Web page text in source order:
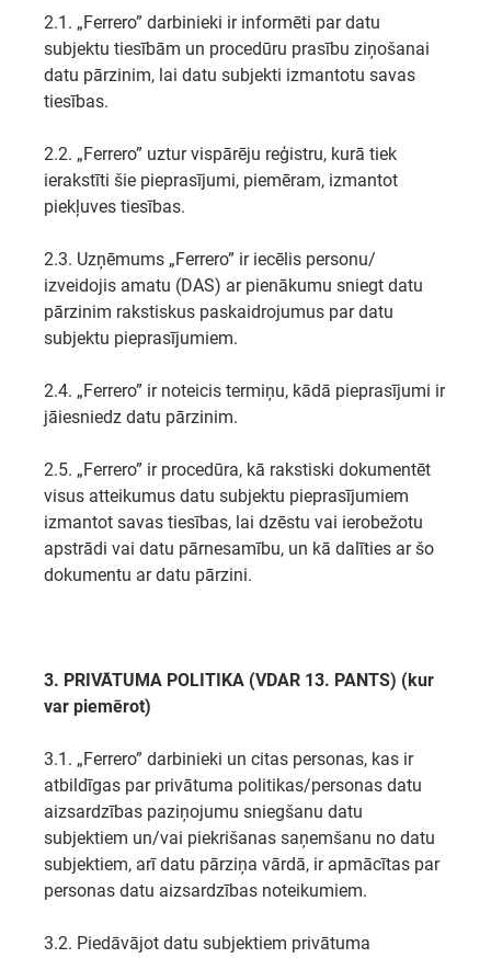
2.1. „Ferrero” darbinieki ir informēti par datu
subjektu tiesībām un procedūru prasību ziņošanai
datu pārzinim, lai datu subjekti izmantotu savas
tiesības.
2.2. „Ferrero” uztur vispārēju reģistru, kurā tiek
ierakstīti šie pieprasījumi, piemēram, izmantot
piekļuves tiesības.
2.3. Uzņēmums „Ferrero” ir iecēlis personu/
izveidojis amatu (DAS) ar pienākumu sniegt datu
pārzinim rakstiskus paskaidrojumus par datu
subjektu pieprasījumiem.
2.4. „Ferrero” ir noteicis termiņu, kādā pieprasījumi ir
jāiesniedz datu pārzinim.
2.5. „Ferrero” ir procedūra, kā rakstiski dokumentēt
visus atteikumus datu subjektu pieprasījumiem
izmantot savas tiesības, lai dzēstu vai ierobežotu
apstrādi vai datu pārnesamību, un kā dalīties ar šo
dokumentu ar datu pārzini.
3. PRIVĀTUMA POLITIKA (VDAR 13. PANTS) (kur
var piemērot)
3.1. „Ferrero” darbinieki un citas personas, kas ir
atbildīgas par privātuma politikas/personas datu
aizsardzības paziņojumu sniegšanu datu
subjektiem un/vai piekrišanas saņemšanu no datu
subjektiem, arī datu pārziņa vārdā, ir apmācītas par
personas datu aizsardzības noteikumiem.
3.2. Piedāvājot datu subjektiem privātuma